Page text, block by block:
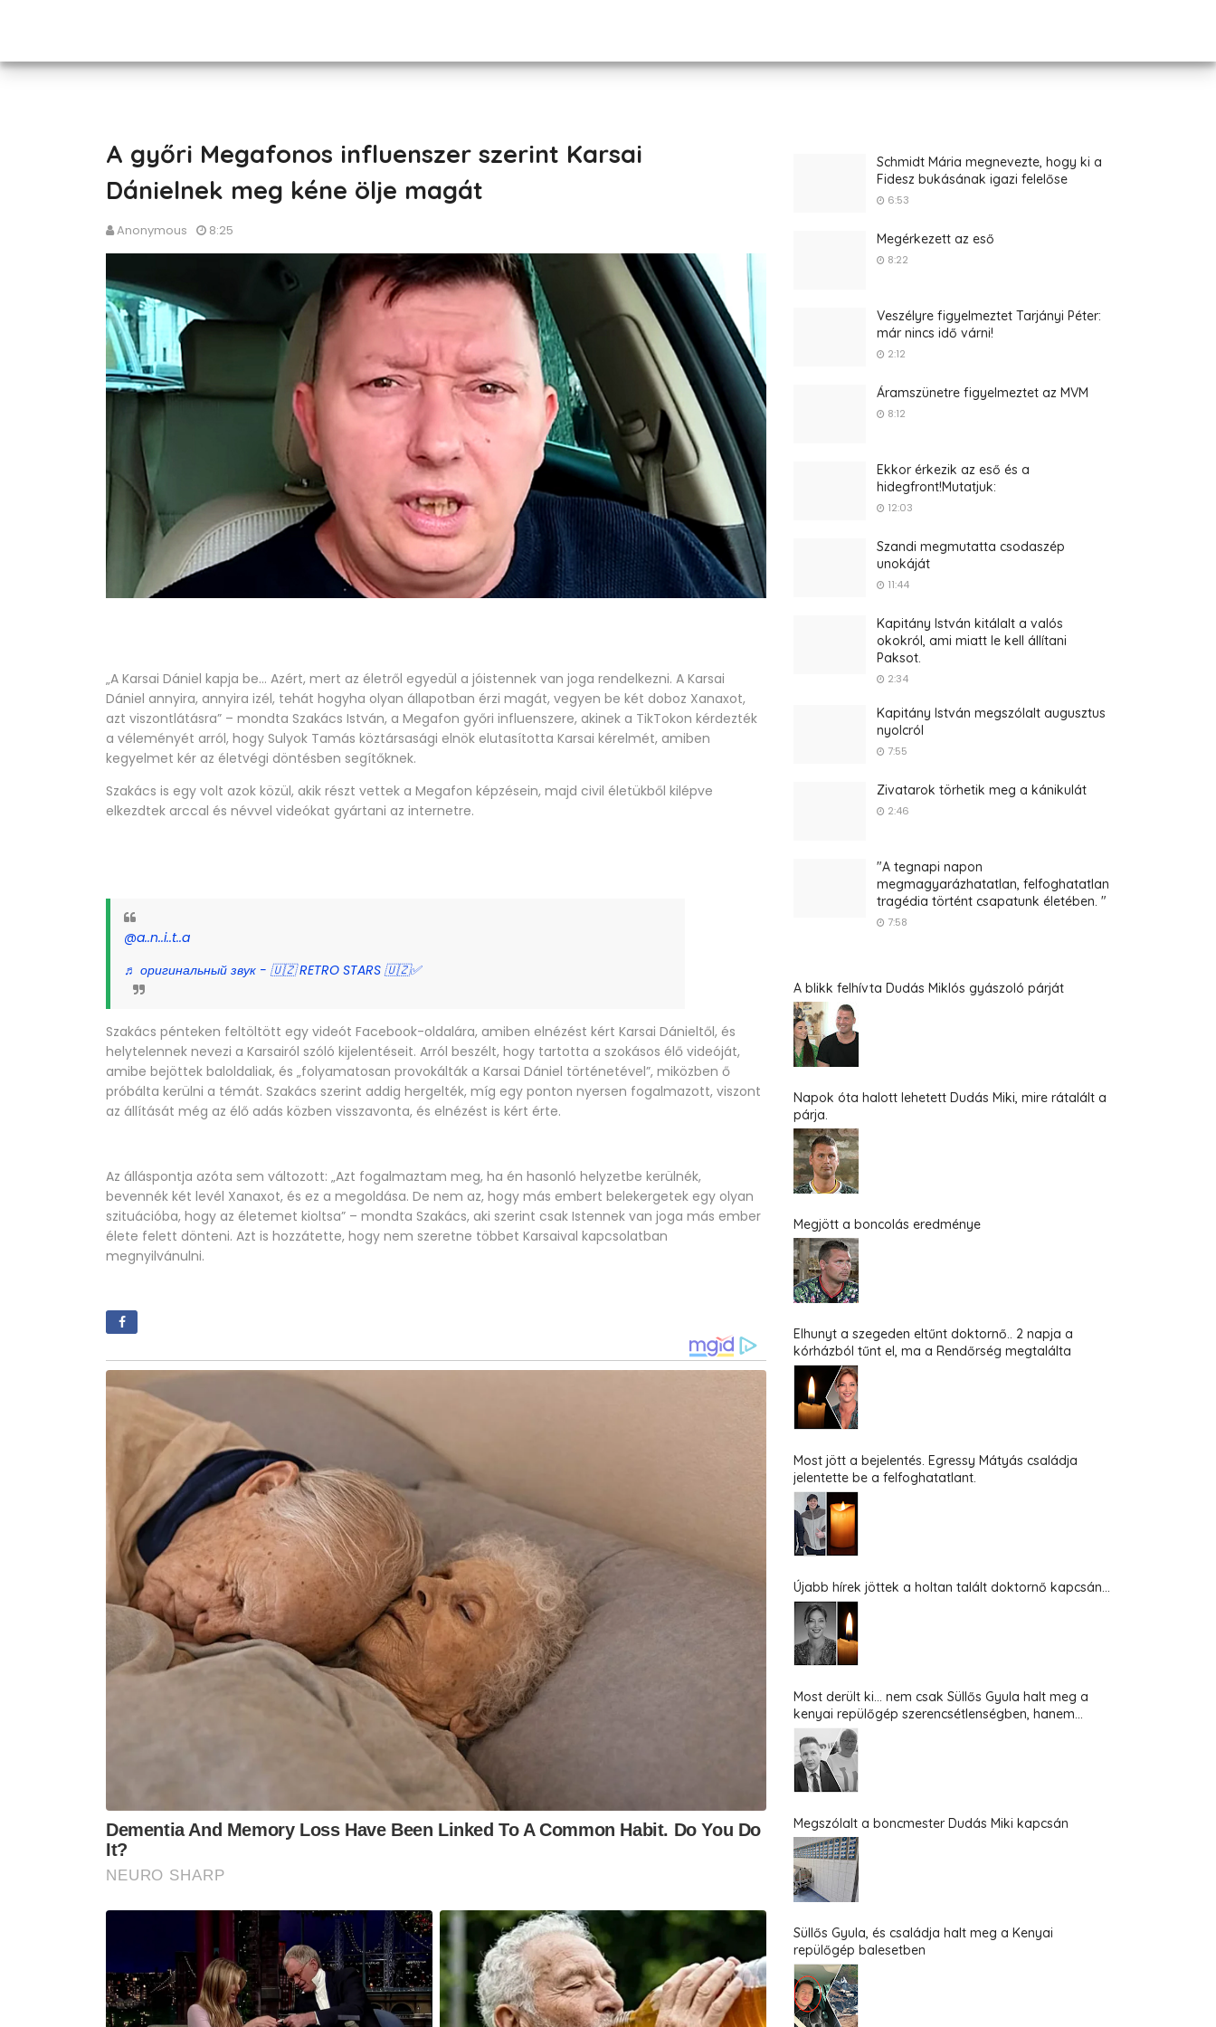
A győri Megafonos influenszer szerint Karsai
Dánielnek meg kéne ölje magát
Anonymous 8:25
„A Karsai Dániel kapja be… Azért, mert az életről egyedül a jóistennek van joga rendelkezni. A Karsai
Dániel annyira, annyira izél, tehát hogyha olyan állapotban érzi magát, vegyen be két doboz Xanaxot,
azt viszontlátásra” – mondta Szakács István, a Megafon győri influenszere, akinek a TikTokon kérdezték
a véleményét arról, hogy Sulyok Tamás köztársasági elnök elutasította Karsai kérelmét, amiben
kegyelmet kér az életvégi döntésben segítőknek.
Szakács is egy volt azok közül, akik részt vettek a Megafon képzésein, majd civil életükből kilépve
elkezdtek arccal és névvel videókat gyártani az internetre.
@a..n..i..t..a
♬ оригинальный звук - 🇺🇿 RETRO STARS 🇺🇿✅
Szakács pénteken feltöltött egy videót Facebook-oldalára, amiben elnézést kért Karsai Dánieltől, és
helytelennek nevezi a Karsairól szóló kijelentéseit. Arról beszélt, hogy tartotta a szokásos élő videóját,
amibe bejöttek baloldaliak, és „folyamatosan provokálták a Karsai Dániel történetével”, miközben ő
próbálta kerülni a témát. Szakács szerint addig hergelték, míg egy ponton nyersen fogalmazott, viszont
az állítását még az élő adás közben visszavonta, és elnézést is kért érte.
Az álláspontja azóta sem változott: „Azt fogalmaztam meg, ha én hasonló helyzetbe kerülnék,
bevennék két levél Xanaxot, és ez a megoldása. De nem az, hogy más embert belekergetek egy olyan
szituációba, hogy az életemet kioltsa” – mondta Szakács, aki szerint csak Istennek van joga más ember
élete felett dönteni. Azt is hozzátette, hogy nem szeretne többet Karsaival kapcsolatban
megnyilvánulni.
Schmidt Mária megnevezte, hogy ki a
Fidesz bukásának igazi felelőse
6:53
Megérkezett az eső
8:22
Veszélyre figyelmeztet Tarjányi Péter:
már nincs idő várni!
2:12
Áramszünetre figyelmeztet az MVM
8:12
Ekkor érkezik az eső és a
hidegfront!Mutatjuk:
12:03
Szandi megmutatta csodaszép
unokáját
11:44
Kapitány István kitálalt a valós
okokról, ami miatt le kell állítani
Paksot.
2:34
Kapitány István megszólalt augusztus
nyolcról
7:55
Zivatarok törhetik meg a kánikulát
2:46
"A tegnapi napon
megmagyarázhatatlan, felfoghatatlan
tragédia történt csapatunk életében. "
7:58
A blikk felhívta Dudás Miklós gyászoló párját
Napok óta halott lehetett Dudás Miki, mire rátalált a
párja.
Megjött a boncolás eredménye
Elhunyt a szegeden eltűnt doktornő.. 2 napja a
kórházból tűnt el, ma a Rendőrség megtalálta
Most jött a bejelentés. Egressy Mátyás családja
jelentette be a felfoghatatlant.
Újabb hírek jöttek a holtan talált doktornő kapcsán...
Most derült ki... nem csak Süllős Gyula halt meg a
kenyai repülőgép szerencsétlenségben, hanem...
Megszólalt a boncmester Dudás Miki kapcsán
Süllős Gyula, és családja halt meg a Kenyai
repülőgép balesetben